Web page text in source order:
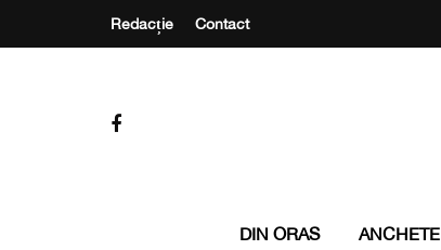
Redacție Contact
DIN ORAS ANCHETE